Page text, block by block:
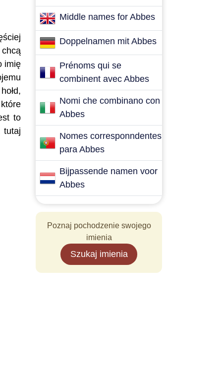
imię
to
tutaj
Middle names for Abbes
Doppelnamen mit Abbes
Prénoms qui se
combinent avec Abbes
Nomi che combinano con
Abbes
Nomes corresponndentes
para Abbes
Bijpassende namen voor
Abbes
Poznaj pochodzenie swojego
imienia
Szukaj imienia